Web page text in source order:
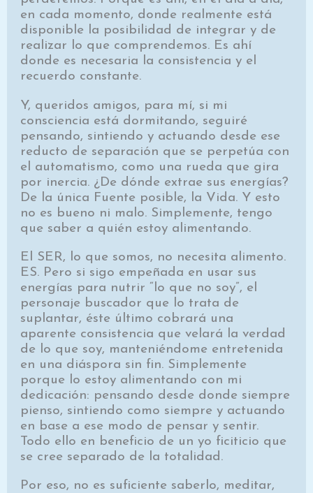
en cada momento, donde realmente está
disponible la posibilidad de integrar y de
realizar lo que comprendemos. Es ahí
donde es necesaria la consistencia y el
recuerdo constante.
Y, queridos amigos, para mí, si mi
consciencia está dormitando, seguiré
pensando, sintiendo y actuando desde ese
reducto de separación que se perpetúa con
el automatismo, como una rueda que gira
por inercia. ¿De dónde extrae sus energías?
De la única Fuente posible, la Vida. Y esto
no es bueno ni malo. Simplemente, tengo
que saber a quién estoy alimentando.
El SER, lo que somos, no necesita alimento.
ES. Pero si sigo empeñada en usar sus
energías para nutrir “lo que no soy”, el
personaje buscador que lo trata de
suplantar, éste último cobrará una
aparente consistencia que velará la verdad
de lo que soy, manteniéndome entretenida
en una diáspora sin fin. Simplemente
porque lo estoy alimentando con mi
dedicación: pensando desde donde siempre
pienso, sintiendo como siempre y actuando
en base a ese modo de pensar y sentir.
Todo ello en beneficio de un yo ficiticio que
se cree separado de la totalidad.
Por eso, no es suficiente saberlo, meditar,